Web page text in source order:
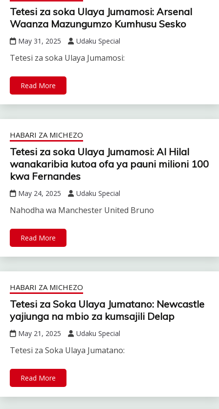
Tetesi za soka Ulaya Jumamosi: Arsenal
Waanza Mazungumzo Kumhusu Sesko
May 31, 2025 Udaku Special
Tetesi za soka Ulaya Jumamosi:
Read More
HABARI ZA MICHEZO
Tetesi za soka Ulaya Jumamosi: Al Hilal
wanakaribia kutoa ofa ya pauni milioni 100
kwa Fernandes
May 24, 2025 Udaku Special
Nahodha wa Manchester United Bruno
Read More
HABARI ZA MICHEZO
Tetesi za Soka Ulaya Jumatano: Newcastle
yajiunga na mbio za kumsajili Delap
May 21, 2025 Udaku Special
Tetesi za Soka Ulaya Jumatano:
Read More